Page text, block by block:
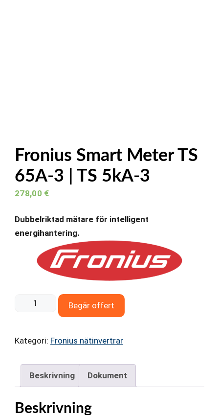
Fronius Smart Meter TS
65A-3 | TS 5kA-3
278,00 €
Dubbelriktad mätare för intelligent
energihantering.
Fronius
TS
5kA-
Begär offert
Kategori: Fronius nätinvertrar
Beskrivning Dokument
Beskrivning